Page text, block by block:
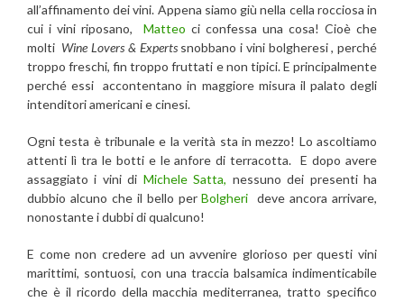
all’affinamento dei vini. Appena siamo giù nella cella rocciosa in
cui i vini riposano, Matteo ci confessa una cosa! Cioè che
molti Wine Lovers & Expertssnobbano i vini bolgheresi , perché
troppo freschi, fin troppo fruttati e non tipici. E principalmente
perché essi accontentano in maggiore misura il palato degli
intenditori americani e cinesi.
Ogni testa è tribunale e la verità sta in mezzo! Lo ascoltiamo
attenti lì tra le botti e le anfore di terracotta. E dopo avere
assaggiato i vini di Michele Satta, nessuno dei presenti ha
dubbio alcuno che il bello perBolgheri deve ancora arrivare,
nonostante i dubbi di qualcuno!
E come non credere ad un avvenire glorioso per questi vini
marittimi, sontuosi, con una traccia balsamica indimenticabile
che è il ricordo della macchia mediterranea, tratto specifico